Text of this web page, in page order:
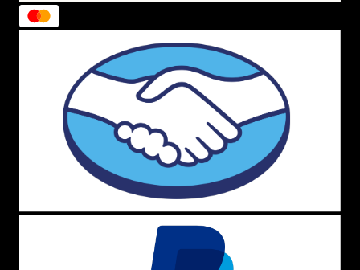
Política de Troca
Dúvidas Frequentes
(11) 4380-6061
Seg. à Quin. 07h00 às 17h00.
Sex. 08h00 às 17h00.
WHATSAPP
(11) 4380-6061
Seg. à Quin. 07h00 às 17h00.
Sex. 08h00 às 17h00.